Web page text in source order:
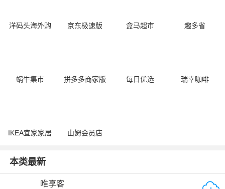
洋码头海外购 京东极速版 盒马超市 趣多省
蜗牛集市 拼多多商家版 每日优选 瑞幸咖啡
IKEA宜家家居 山姆会员店
本类最新
唯享客